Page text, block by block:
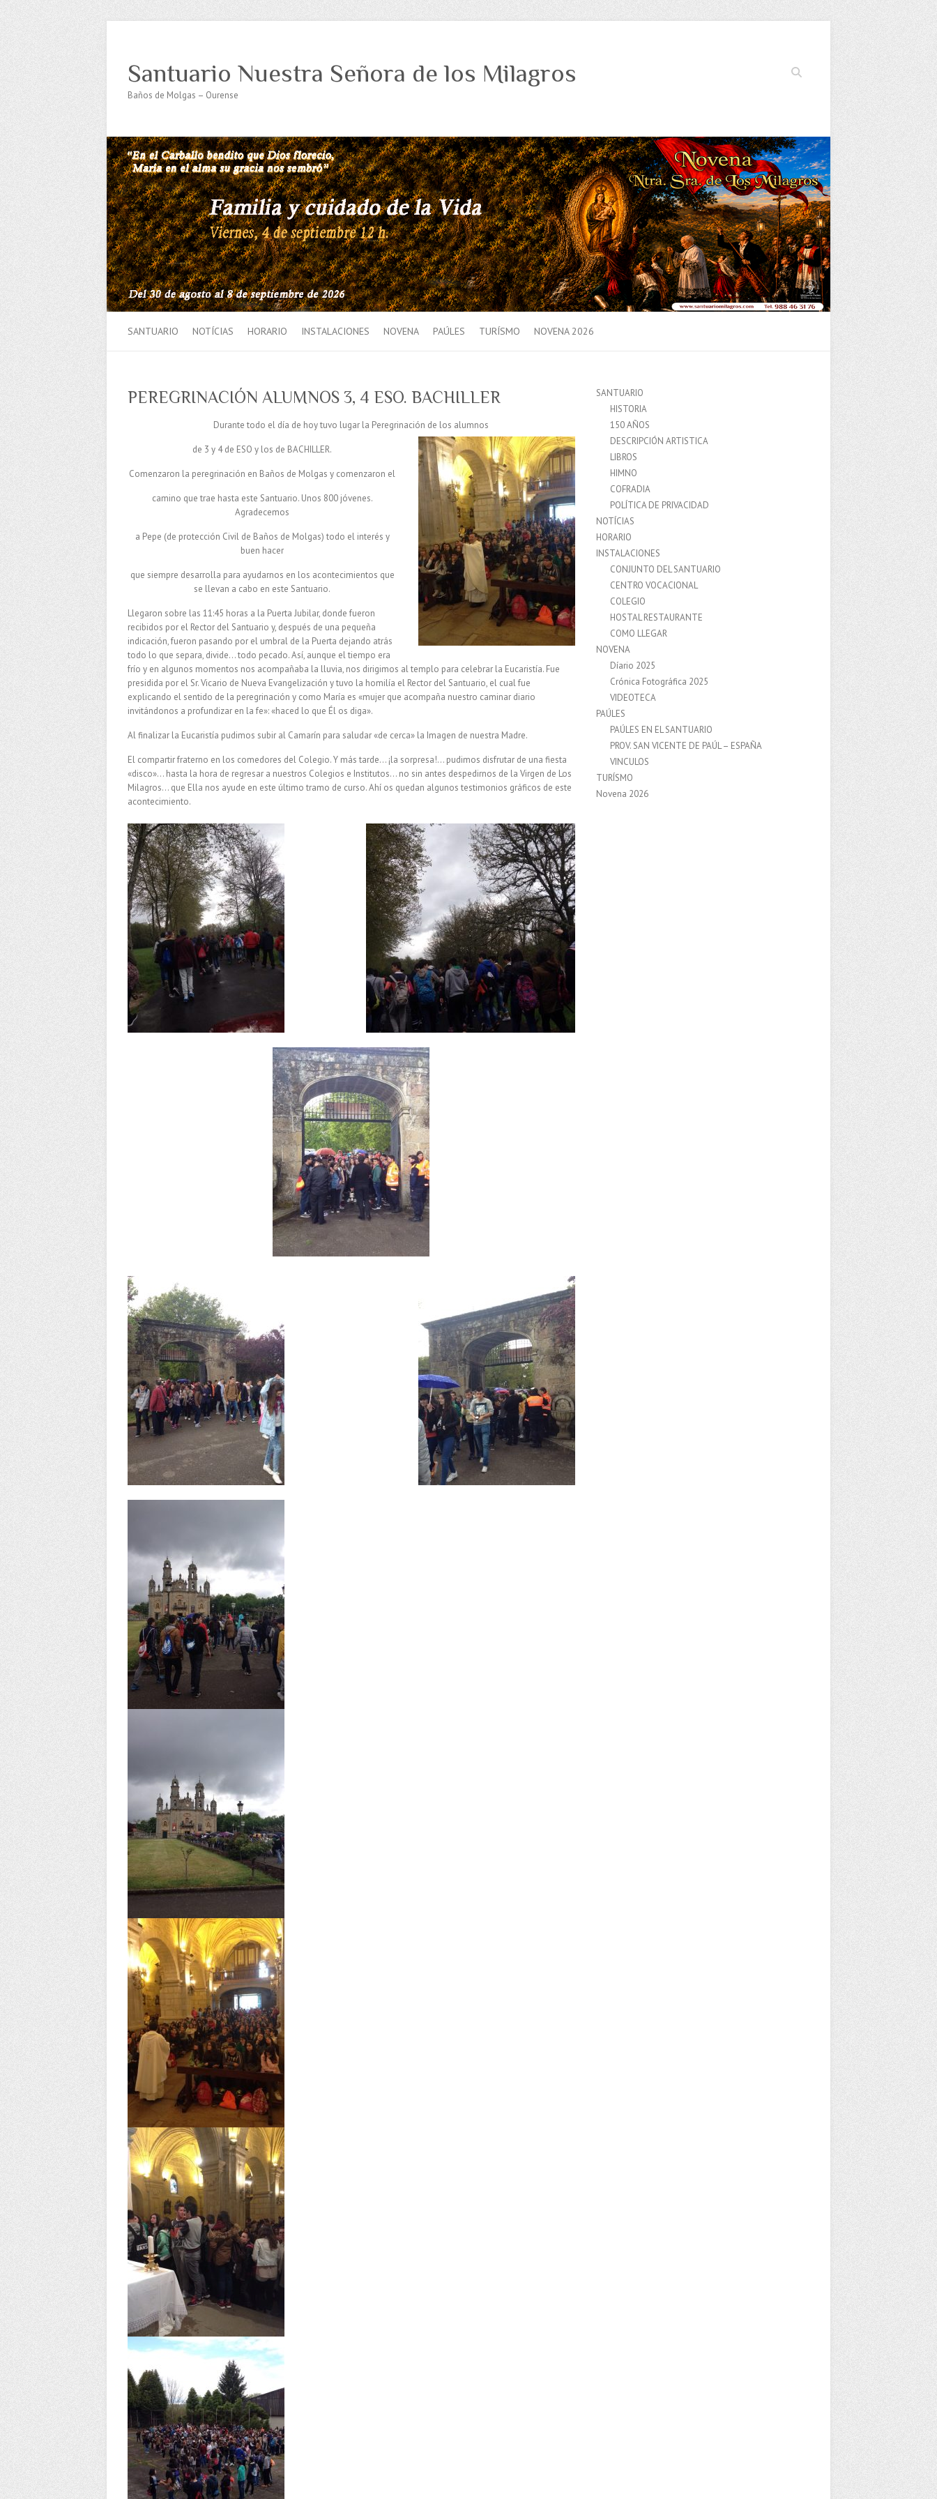
Buscar
Santuario Nuestra Señora de los Milagros
Baños de Molgas – Ourense
SANTUARIO NOTÍCIAS HORARIO INSTALACIONES NOVENA PAÚLES TURÍSMO NOVENA 2026
PEREGRINACIÓN ALUMNOS 3, 4 ESO. BACHILLER
Durante todo el día de hoy tuvo lugar la Peregrinación de los alumnos
de 3 y 4 de ESO y los de BACHILLER.
Comenzaron la peregrinación en Baños de Molgas y comenzaron el
camino que trae hasta este Santuario. Unos 800 jóvenes.
Agradecemos
a Pepe (de protección Civil de Baños de Molgas) todo el interés y
buen hacer
que siempre desarrolla para ayudarnos en los acontecimientos que
se llevan a cabo en este Santuario.
Llegaron sobre las 11:45 horas a la Puerta Jubilar, donde fueron
recibidos por el Rector del Santuario y, después de una pequeña
indicación, fueron pasando por el umbral de la Puerta dejando atrás
todo lo que separa, divide… todo pecado. Así, aunque el tiempo era
frío y en algunos momentos nos acompañaba la lluvia, nos dirigimos al templo para celebrar la Eucaristía. Fue
presidida por el Sr. Vicario de Nueva Evangelización y tuvo la homilía el Rector del Santuario, el cual fue
explicando el sentido de la peregrinación y como María es «mujer que acompaña nuestro caminar diario
invitándonos a profundizar en la fe»: «haced lo que Él os diga».
Al finalizar la Eucaristía pudimos subir al Camarín para saludar «de cerca» la Imagen de nuestra Madre.
El compartir fraterno en los comedores del Colegio. Y más tarde… ¡la sorpresa!… pudimos disfrutar de una fiesta
«disco»… hasta la hora de regresar a nuestros Colegios e Institutos… no sin antes despedirnos de la Virgen de Los
Milagros… que Ella nos ayude en este último tramo de curso. Ahí os quedan algunos testimonios gráficos de este
acontecimiento.
SANTUARIO
HISTORIA
150 AÑOS
DESCRIPCIÓN ARTISTICA
LIBROS
HIMNO
COFRADIA
POLÍTICA DE PRIVACIDAD
NOTÍCIAS
HORARIO
INSTALACIONES
CONJUNTO DEL SANTUARIO
CENTRO VOCACIONAL
COLEGIO
HOSTAL RESTAURANTE
COMO LLEGAR
NOVENA
Díario 2025
Crónica Fotográfica 2025
VIDEOTECA
PAÚLES
PAÚLES EN EL SANTUARIO
PROV. SAN VICENTE DE PAÚL – ESPAÑA
VINCULOS
TURÍSMO
Novena 2026